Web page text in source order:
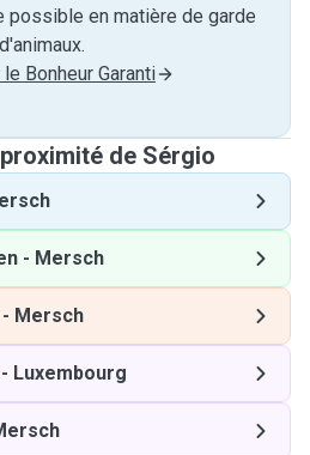
possible en matière de garde
d'animaux.
Bonheur Garanti
de Sérgio
- Mersch
- Mersch
- Luxembourg